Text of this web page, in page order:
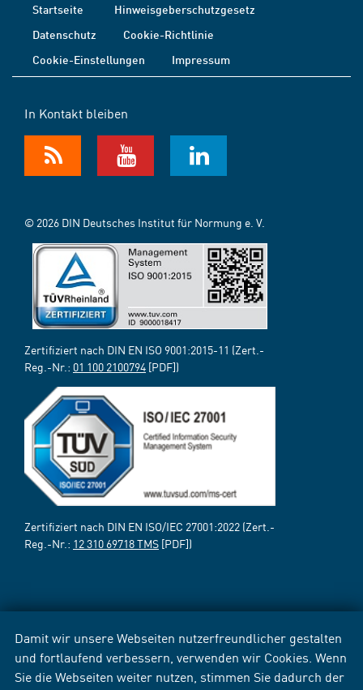
Damit wir unsere Webseiten nutzerfreundlicher gestalten
und fortlaufend verbessern, verwenden wir Cookies. Wenn
Sie die Webseiten weiter nutzen, stimmen Sie dadurch der
Startseite
Hinweisgeberschutzgesetz
Datenschutz
Cookie-Richtlinie
Cookie-Einstellungen
Impressum
In Kontakt bleiben
© 2026 DIN Deutsches Institut für Normung e. V.
Zertifiziert nach DIN EN ISO 9001:2015-11 (Zert.-
Reg.-Nr.: 01 100 2100794 [PDF])
Zertifiziert nach DIN EN ISO/IEC 27001:2022 (Zert.-
Reg.-Nr.: 12 310 69718 TMS [PDF])